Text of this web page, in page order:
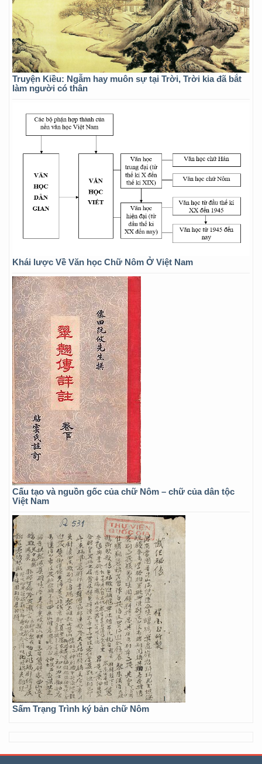
Truyện Kiều: Ngẫm hay muôn sự tại Trời, Trời kia đã bắt
làm người có thân
Khái lược Về Văn học Chữ Nôm Ở Việt Nam
Cấu tạo và nguồn gốc của chữ Nôm – chữ của dân tộc
Việt Nam
Sấm Trạng Trình ký bản chữ Nôm